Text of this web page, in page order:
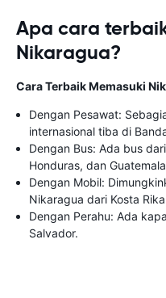
Apa cara
Nikaragua?
Cara Terbaik Memasuki
Dengan Pesawat:
internasional tiba di
Dengan Bus: Ada bus
Honduras, dan
Dengan Mobil:
Nikaragua dari Kosta
Dengan Perahu: Ada
Salvador.